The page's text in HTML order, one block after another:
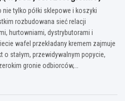
tylko półki sklepowe i koszyki
rozbudowana sieć relacji
hurtowniami, dystrybutorami i
wafel przekładany kremem zajmuje
stałym, przewidywalnym popycie,
gronie odbiorców,…